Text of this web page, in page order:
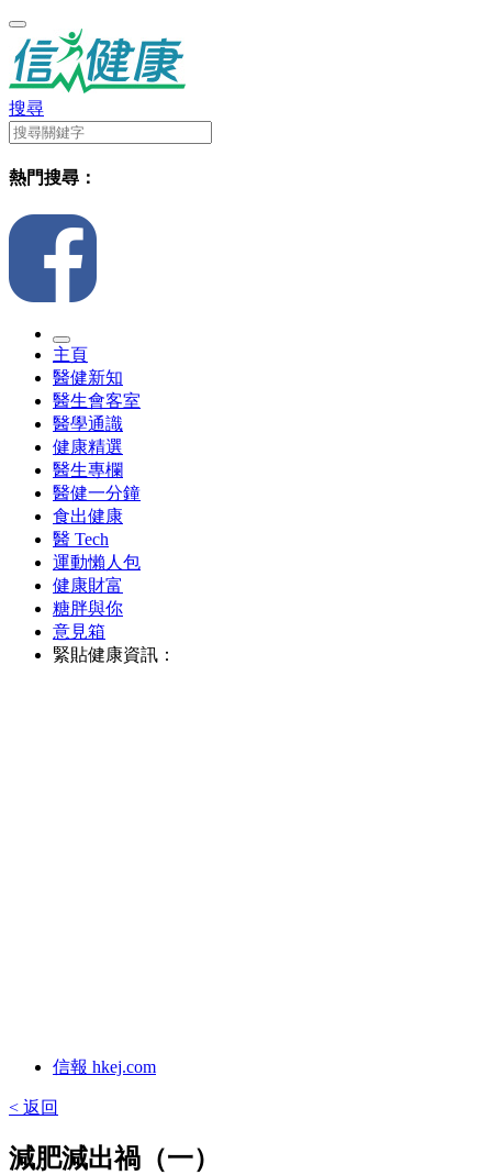
搜尋
熱門搜尋：
主頁
醫健新知
醫生會客室
醫學通識
健康精選
醫生專欄
醫健一分鐘
食出健康
醫 Tech
運動懶人包
健康財富
糖胖與你
意見箱
緊貼健康資訊：
信報 hkej.com
< 返回
減肥減出禍（一）